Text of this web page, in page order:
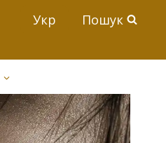
Укр Пошук